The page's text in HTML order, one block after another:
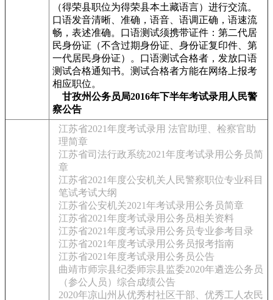
（得荣县职位为得荣县本土藏语言）进行交流。
口语发音清晰、准确，语音、语调正确，语速流
畅，表述准确。口语测试须携带证件：第二代居
民身份证（不含过期身份证、身份证复印件、第
一代居民身份证）。口语测试合格者，发放口语
测试合格通知书。测试合格者方能在网络上报考
相应职位。
甘孜州公务员局2016年下半年考试录用人民警
察公告
江苏省2021年度考试录用 法官助理、检察官助
理简章
江苏省司法行政系统2021年度考试录用公务员简
章
江苏省2021年度公安机关人民警察职位专业科目
笔试考试大纲
江苏省公安机关2021年考试录用公务员简章
江苏省2021年度考试录用公务员相关资料
江苏省2021年度考试录用公务员专业参考目录
江苏省2021年度考试录用公务员报考指南
江苏省2021年度考试录用公务员公告
曲靖市师宗县纪委师宗县监委2020年遴选公务员
（参公人员）综合成绩公告
2020年凉山州从优秀村社区干部、优秀工人农民